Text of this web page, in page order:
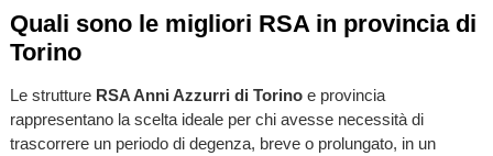
Quali sono le migliori RSA in provincia di
Torino
Le strutture RSA Anni Azzurri di Torinoe provincia
rappresentano la scelta ideale per chi avesse necessità di
trascorrere un periodo di degenza, breve o prolungato, in un